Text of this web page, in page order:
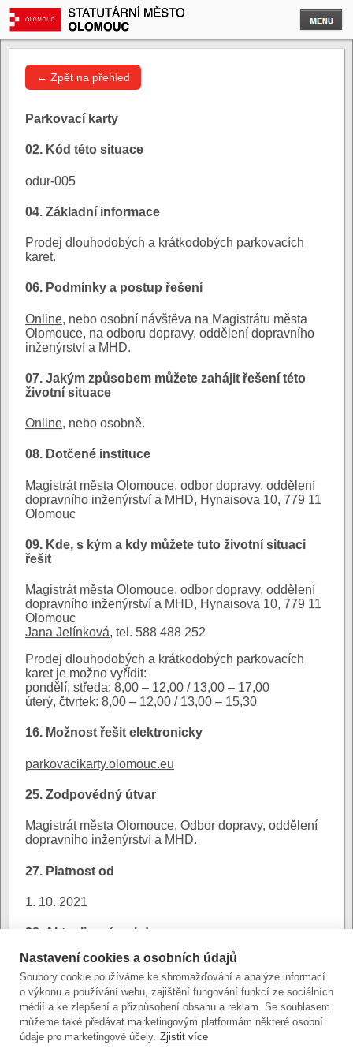
← Zpět na přehled
Parkovací karty
02. Kód této situace
odur-005
04. Základní informace
Prodej dlouhodobých a krátkodobých parkovacích
karet.
06. Podmínky a postup řešení
Online, nebo osobní návštěva na Magistrátu města
Olomouce, na odboru dopravy, oddělení dopravního
inženýrství a MHD.
07. Jakým způsobem můžete zahájit řešení této
životní situace
Online, nebo osobně.
08. Dotčené instituce
Magistrát města Olomouce, odbor dopravy, oddělení
dopravního inženýrství a MHD, Hynaisova 10, 779 11
Olomouc
09. Kde, s kým a kdy můžete tuto životní situaci
řešit
Magistrát města Olomouce, odbor dopravy, oddělení
dopravního inženýrství a MHD, Hynaisova 10, 779 11
Olomouc
Jana Jelínková, tel. 588 488 252
Prodej dlouhodobých a krátkodobých parkovacích
karet je možno vyřídit:
pondělí, středa: 8,00 – 12,00 / 13,00 – 17,00
úterý, čtvrtek: 8,00 – 12,00 / 13,00 – 15,30
16. Možnost řešit elektronicky
parkovacikarty.olomouc.eu
25. Zodpovědný útvar
Magistrát města Olomouce, Odbor dopravy, oddělení
dopravního inženýrství a MHD.
27. Platnost od
1. 10. 2021
28. Aktualizováno kdy
16. 8. 2024
29. Platnost do
1. 10. 2021
Nastavení cookies a osobních údajů
Soubory cookie používáme ke shromažďování a analýze informací
o výkonu a používání webu, zajištění fungování funkcí ze sociálních
médií a ke zlepšení a přizpůsobení obsahu a reklam. Se souhlasem
můžeme také předávat marketingovým platformám některé osobní
údaje pro marketingové účely. Zjistit více